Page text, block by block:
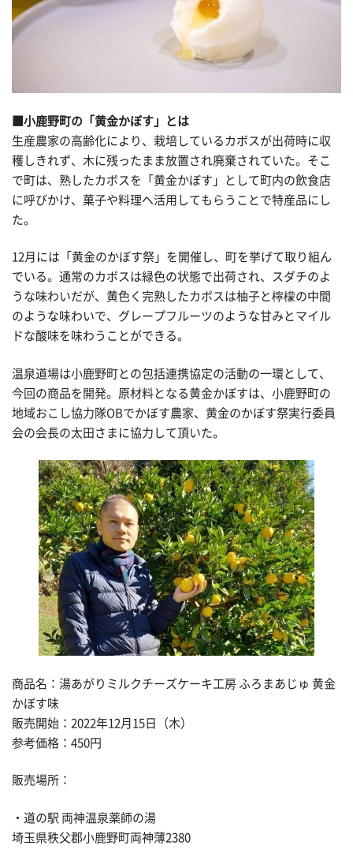
■小鹿野町の「黄金かぼす」とは
生産農家の高齢化により、栽培しているカボスが出荷時に収
穫しきれず、木に残ったまま放置され廃棄されていた。そこ
で町は、熟したカボスを「黄金かぼす」として町内の飲食店
に呼びかけ、菓子や料理へ活用してもらうことで特産品にし
た。
12月には「黄金のかぼす祭」を開催し、町を挙げて取り組ん
でいる。通常のカボスは緑色の状態で出荷され、スダチのよ
うな味わいだが、黄色く完熟したカボスは柚子と檸檬の中間
のような味わいで、グレープフルーツのような甘みとマイル
ドな酸味を味わうことができる。
温泉道場は小鹿野町との包括連携協定の活動の一環として、
今回の商品を開発。原材料となる黄金かぼすは、小鹿野町の
地域おこし協力隊OBでかぼす農家、黄金のかぼす祭実行委員
会の会長の太田さまに協力して頂いた。
商品名：湯あがりミルクチーズケーキ工房 ふろまあじゅ 黄金
かぼす味
販売開始：2022年12月15日（木）
参考価格：450円
販売場所：
・道の駅 両神温泉薬師の湯
埼玉県秩父郡小鹿野町両神薄2380